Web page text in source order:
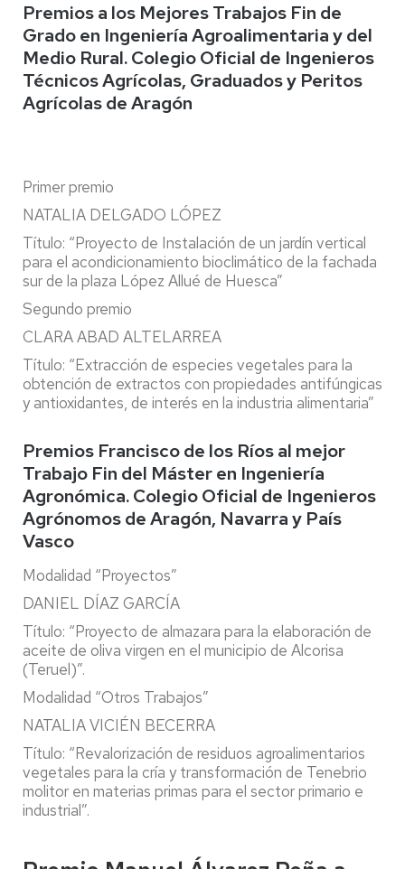
Premios a los Mejores Trabajos Fin de
Grado en Ingeniería Agroalimentaria y del
Medio Rural. Colegio Oficial de Ingenieros
Técnicos Agrícolas, Graduados y Peritos
Agrícolas de Aragón
Primer premio
NATALIA DELGADO LÓPEZ
Título: “Proyecto de Instalación de un jardín vertical
para el acondicionamiento bioclimático de la fachada
sur de la plaza López Allué de Huesca”
Segundo premio
CLARA ABAD ALTELARREA
Título: “Extracción de especies vegetales para la
obtención de extractos con propiedades antifúngicas
y antioxidantes, de interés en la industria alimentaria”
Premios Francisco de los Ríos al mejor
Trabajo Fin del Máster en Ingeniería
Agronómica. Colegio Oficial de Ingenieros
Agrónomos de Aragón, Navarra y País
Vasco
Modalidad “Proyectos”
DANIEL DÍAZ GARCÍA
Título: “Proyecto de almazara para la elaboración de
aceite de oliva virgen en el municipio de Alcorisa
(Teruel)”.
Modalidad “Otros Trabajos”
NATALIA VICIÉN BECERRA
Título: “Revalorización de residuos agroalimentarios
vegetales para la cría y transformación de Tenebrio
molitor en materias primas para el sector primario e
industrial”.